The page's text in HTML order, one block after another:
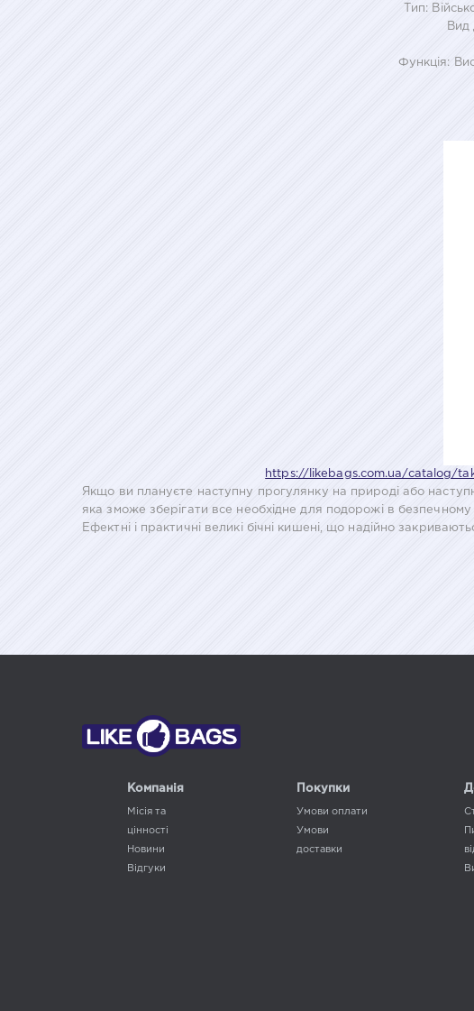
Тип:
Вид
Функція:
https://likebags.com.ua/catalog/
Якщо ви плануєте наступну прогулянку на природі або
яка зможе зберігати все необхідне для подорожі в
Ефектні і практичні великі бічні кишені, що надійно
Компанія
Місія та
цінності
Новини
Відгуки
Покупки
Умови оплати
Умови
доставки